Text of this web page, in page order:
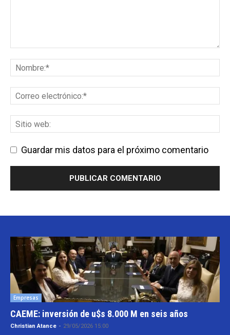
Guardar mis datos para el próximo comentario
Empresas
CAEME: inversión de u$s 8.000 M en seis años
Christian Atance - 29/05/2026 15:00